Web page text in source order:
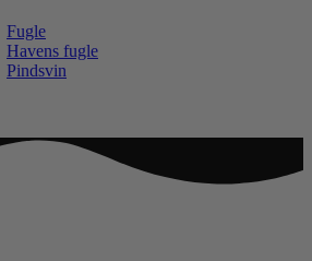
Fugle
Havens fugle
Pindsvin